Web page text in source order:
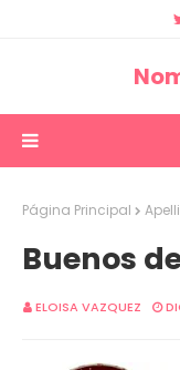
Página Principal
Buenos
ELOISA VAZQUEZ